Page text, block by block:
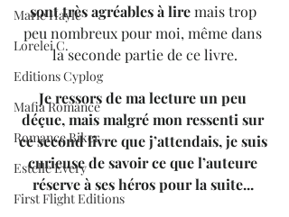
Marie Hayle
Lorelei C.
Editions Cyplog
Mafia Romance
Romance Biker
Estelle Every
First Flight Editions
sont très agréables à lire mais trop
peu nombreux pour moi, même dans
la seconde partie de ce livre.
Je ressors de ma lecture un peu
déçue, mais malgré mon ressenti sur
ce second livre que j’attendais, je suis
curieuse de savoir ce que l’auteure
réserve à ses héros pour la suite...